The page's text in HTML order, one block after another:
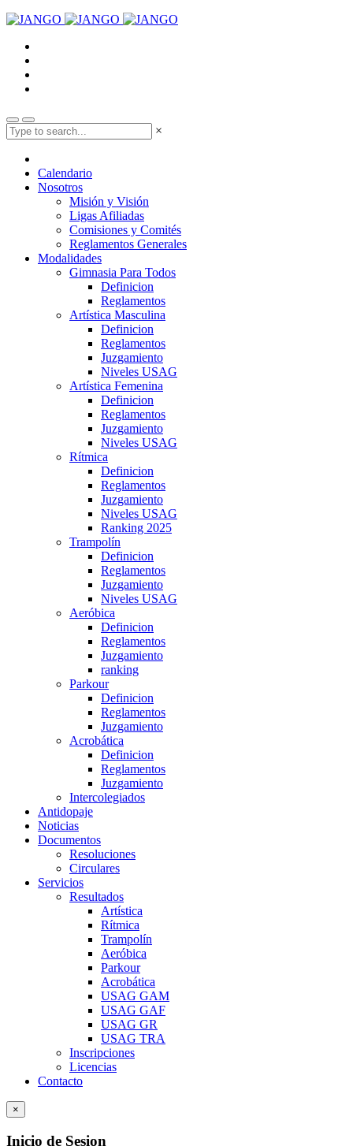
×
Calendario
Nosotros
Misión y Visión
Ligas Afiliadas
Comisiones y Comités
Reglamentos Generales
Modalidades
Gimnasia Para Todos
Definicion
Reglamentos
Artística Masculina
Definicion
Reglamentos
Juzgamiento
Niveles USAG
Artística Femenina
Definicion
Reglamentos
Juzgamiento
Niveles USAG
Rítmica
Definicion
Reglamentos
Juzgamiento
Niveles USAG
Ranking 2025
Trampolín
Definicion
Reglamentos
Juzgamiento
Niveles USAG
Aeróbica
Definicion
Reglamentos
Juzgamiento
ranking
Parkour
Definicion
Reglamentos
Juzgamiento
Acrobática
Definicion
Reglamentos
Juzgamiento
Intercolegiados
Antidopaje
Noticias
Documentos
Resoluciones
Circulares
Servicios
Resultados
Artística
Rítmica
Trampolín
Aeróbica
Parkour
Acrobática
USAG GAM
USAG GAF
USAG GR
USAG TRA
Inscripciones
Licencias
Contacto
×
Inicio de Sesion